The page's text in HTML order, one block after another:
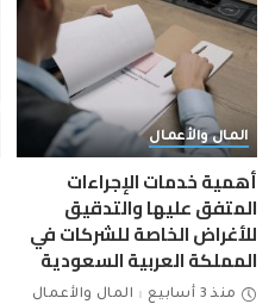
المال والأعمال
أهمية خدمات الإجراءات
المتفق عليها والتدقيق
للأغراض الخاصة للشركات في
المملكة العربية السعودية
منذ 3 أسابيع المال والأعمال